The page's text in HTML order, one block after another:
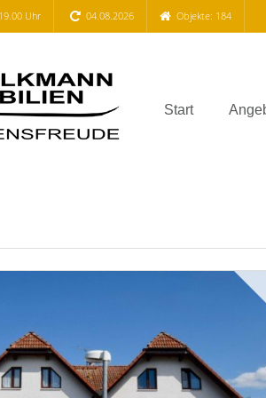
Uhr 04.08.2026 Objekte: 184
Start